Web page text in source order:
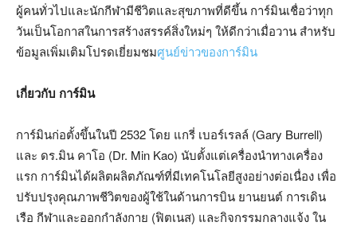
ผู้คนทั่วไปและนักกีฬามีชีวิตและสุขภาพที่ดีขึ้น การ์มินเชื่อว่าทุก
วันเป็นโอกาสในการสร้างสรรค์สิ่งใหม่ๆ ให้ดีกว่าเมื่อวาน สำหรับ
ข้อมูลเพิ่มเติมโปรดเยี่ยมชมศูนย์ข่าวของการ์มิน
เกี่ยวกับ การ์มิน
การ์มินก่อตั้งขึ้นในปี 2532 โดย แกรี่ เบอร์เรลล์ (Gary Burrell)
และ ดร.มิน คาโอ (Dr. Min Kao) นับตั้งแต่เครื่องนำทางเครื่อง
แรก การ์มินได้ผลิตผลิตภัณฑ์ที่มีเทคโนโลยีสูงอย่างต่อเนื่อง เพื่อ
ปรับปรุงคุณภาพชีวิตของผู้ใช้ในด้านการบิน ยานยนต์ การเดิน
เรือ กีฬาและออกกำลังกาย (ฟิตเนส) และกิจกรรมกลางแจ้ง ใน